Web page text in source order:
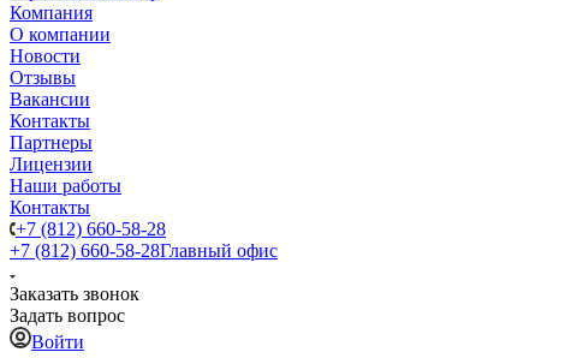
Компания
О компании
Новости
Отзывы
Вакансии
Контакты
Партнеры
Лицензии
Наши работы
Контакты
+7 (812) 660-58-28
+7 (812) 660-58-28Главный офис
Заказать звонок
Задать вопрос
Войти